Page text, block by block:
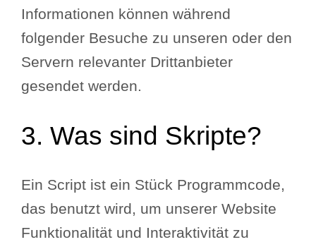
Informationen können während
folgender Besuche zu unseren oder den
Servern relevanter Drittanbieter
gesendet werden.
3. Was sind Skripte?
Ein Script ist ein Stück Programmcode,
das benutzt wird, um unserer Website
Funktionalität und Interaktivität zu